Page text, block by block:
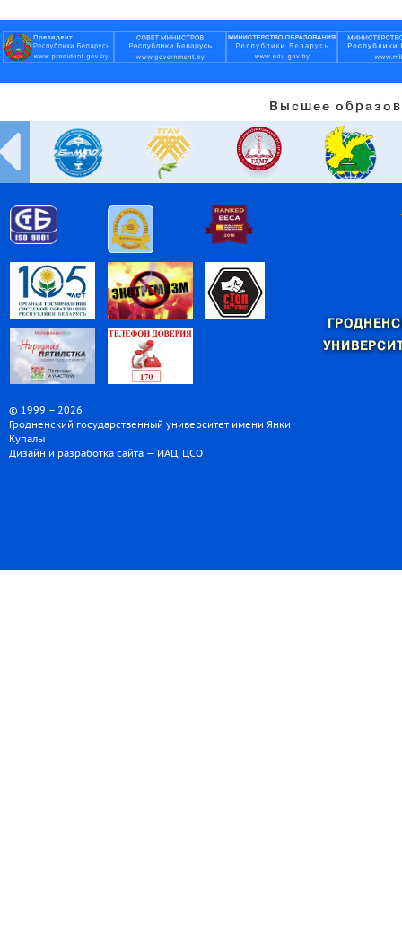
Высшее
© 1999 – 2026
Гродненский государственный университет имени Янки
Купалы
Дизайн и разработка сайта — ИАЦ, ЦСО